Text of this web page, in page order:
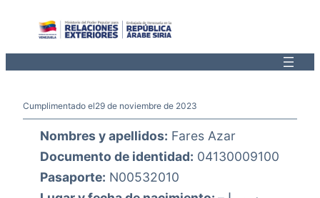
Cumplimentado el29 de noviembre de 2023
Nombres y apellidos: Fares Azar
Documento de identidad: 04130009100
Pasaporte: N00532010